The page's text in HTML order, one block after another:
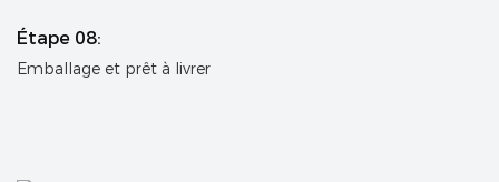
Étape 08:
Emballage et prêt à livrer